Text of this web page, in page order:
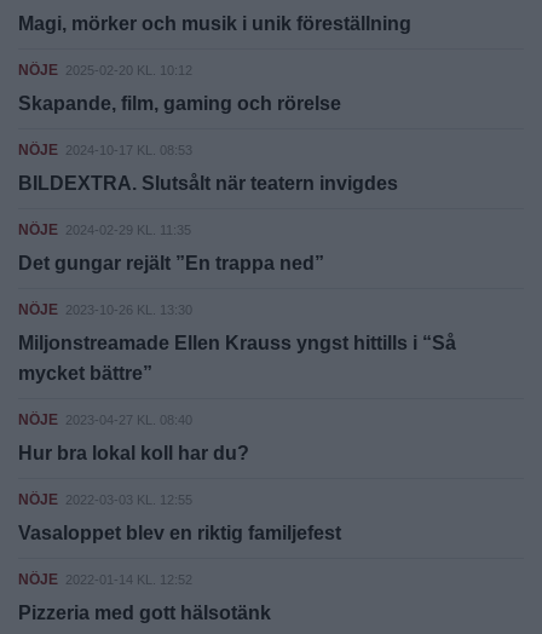
Magi, mörker och musik i unik föreställning
NÖJE 2025-02-20 KL. 10:12
Skapande, film, gaming och rörelse
NÖJE 2024-10-17 KL. 08:53
BILDEXTRA. Slutsålt när teatern invigdes
NÖJE 2024-02-29 KL. 11:35
Det gungar rejält ”En trappa ned”
NÖJE 2023-10-26 KL. 13:30
Miljonstreamade Ellen Krauss yngst hittills i “Så
mycket bättre”
NÖJE 2023-04-27 KL. 08:40
Hur bra lokal koll har du?
NÖJE 2022-03-03 KL. 12:55
Vasaloppet blev en riktig familjefest
NÖJE 2022-01-14 KL. 12:52
Pizzeria med gott hälsotänk